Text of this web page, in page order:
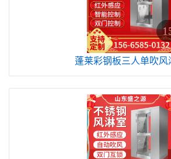
蓬莱彩钢板三人单吹风